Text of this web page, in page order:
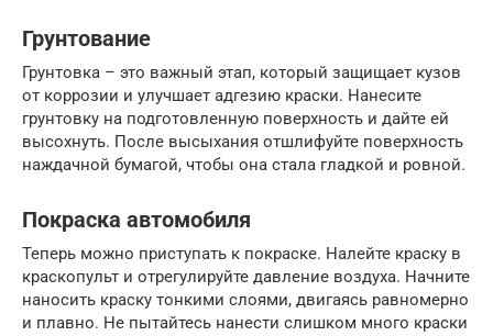
Грунтование
Грунтовка – это важный этап, который защищает кузов
от коррозии и улучшает адгезию краски. Нанесите
грунтовку на подготовленную поверхность и дайте ей
высохнуть. После высыхания отшлифуйте поверхность
наждачной бумагой, чтобы она стала гладкой и ровной.
Покраска автомобиля
Теперь можно приступать к покраске. Налейте краску в
краскопульт и отрегулируйте давление воздуха. Начните
наносить краску тонкими слоями, двигаясь равномерно
и плавно. Не пытайтесь нанести слишком много краски